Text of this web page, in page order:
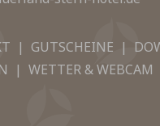
| GUTSCHEINE |
| WETTER & WEBCAM